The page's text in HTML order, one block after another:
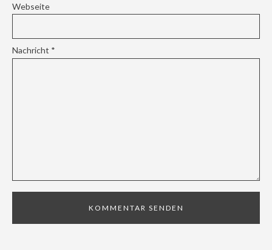
Webseite
Nachricht *